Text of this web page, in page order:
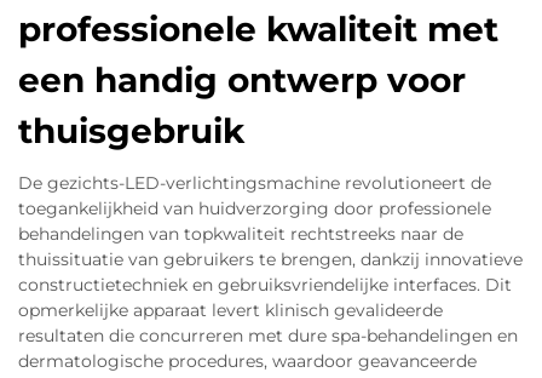
professionele kwaliteit met
een handig ontwerp voor
thuisgebruik
De gezichts-LED-verlichtingsmachine revolutioneert de
toegankelijkheid van huidverzorging door professionele
behandelingen van topkwaliteit rechtstreeks naar de
thuissituatie van gebruikers te brengen, dankzij innovatieve
constructietechniek en gebruiksvriendelijke interfaces. Dit
opmerkelijke apparaat levert klinisch gevalideerde
resultaten die concurreren met dure spa-behandelingen en
dermatologische procedures, waardoor geavanceerde